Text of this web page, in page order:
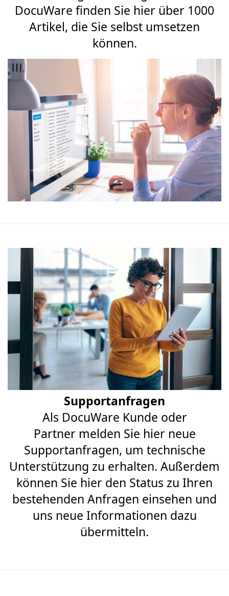
DocuWare finden Sie hier über 1000
Artikel, die Sie selbst umsetzen
können.
Supportanfragen
Als DocuWare Kunde oder
Partner melden Sie hier neue
Supportanfragen, um technische
Unterstützung zu erhalten. Außerdem
können Sie hier den Status zu Ihren
bestehenden Anfragen einsehen und
uns neue Informationen dazu
übermitteln.